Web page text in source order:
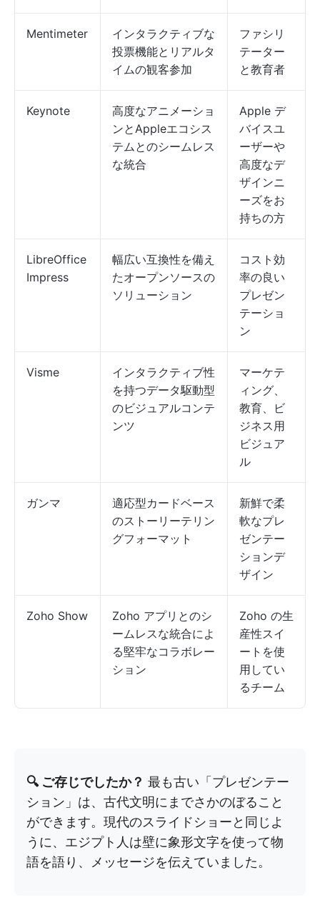
Mentimeter
インタラクティブな
投票機能とリアルタ
イムの観客参加
ファシリ
テーター
と教育者
Keynote
高度なアニメーショ
ンとAppleエコシス
テムとのシームレス
な統合
Apple デ
バイスユ
ーザーや
高度なデ
ザインニ
ーズをお
持ちの方
LibreOffice
Impress
幅広い互換性を備え
たオープンソースの
ソリューション
コスト効
率の良い
プレゼン
テーショ
ン
Visme
インタラクティブ性
を持つデータ駆動型
のビジュアルコンテ
ンツ
マーケテ
ィング、
教育、ビ
ジネス用
ビジュア
ル
ガンマ
適応型カードベース
のストーリーテリン
グフォーマット
新鮮で柔
軟なプレ
ゼンテー
ションデ
ザイン
Zoho Show
Zoho アプリとのシ
ームレスな統合によ
る堅牢なコラボレー
ション
Zoho の生
産性スイ
ートを使
用してい
るチーム
🔍 ご存じでしたか？ 最も古い「プレゼンテー
ション」は、古代文明にまでさかのぼること
ができます。現代のスライドショーと同じよ
うに、エジプト人は壁に象形文字を使って物
語を語り、メッセージを伝えていました。